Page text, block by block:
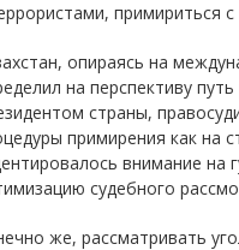
примириться
опираясь на
на перспективу
страны,
примирения как на
внимание на
судебного
же, рассматривать